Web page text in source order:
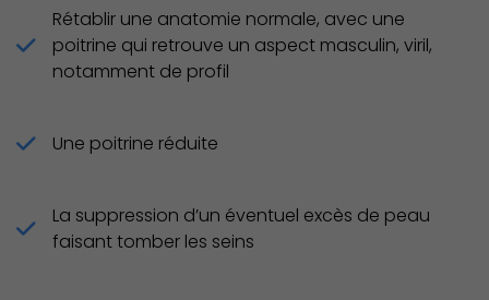
Rétablir une anatomie normale, avec une
poitrine qui retrouve un aspect masculin, viril,
notamment de profil
Une poitrine réduite
La suppression d’un éventuel excès de peau
faisant tomber les seins